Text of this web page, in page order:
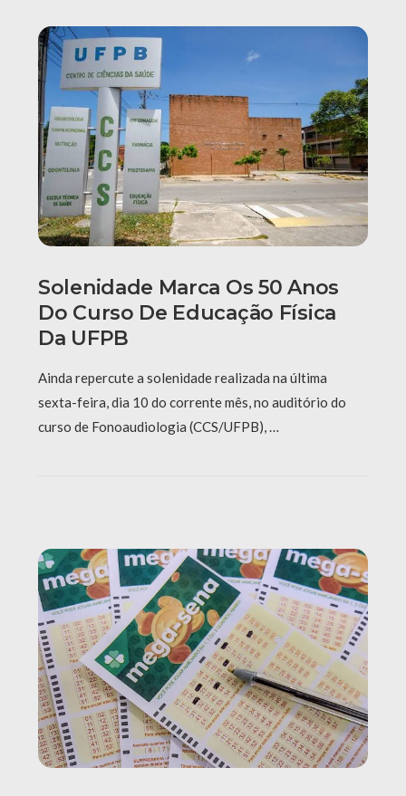
Solenidade Marca Os 50 Anos
Do Curso De Educação Física
Da UFPB
Ainda repercute a solenidade realizada na última
sexta-feira, dia 10 do corrente mês, no auditório do
curso de Fonoaudiologia (CCS/UFPB), …